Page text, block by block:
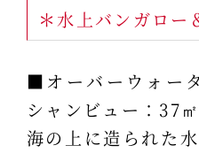
＊水上バンガロー
■オーバーウォー
シャンビュー：37㎡
海の上に造られた